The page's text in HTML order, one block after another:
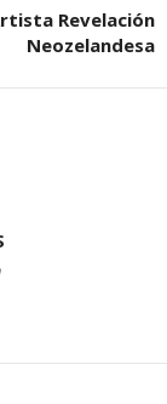
Revelación
Neozelandesa